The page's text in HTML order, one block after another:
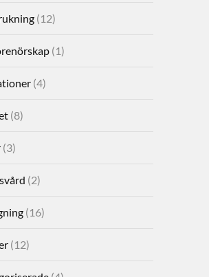
(12)
(1)
(4)
(8)
(3)
(2)
(16)
(12)